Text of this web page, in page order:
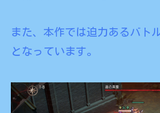
また、本作では迫力あるバト
となっています。